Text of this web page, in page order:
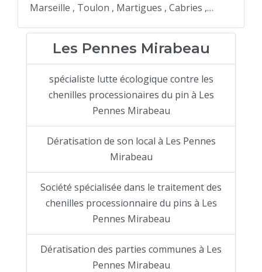
Marseille , Toulon , Martigues , Cabries ,…
Les Pennes Mirabeau
spécialiste lutte écologique contre les
chenilles processionaires du pin à Les
Pennes Mirabeau
Dératisation de son local à Les Pennes
Mirabeau
Société spécialisée dans le traitement des
chenilles processionnaire du pins à Les
Pennes Mirabeau
Dératisation des parties communes à Les
Pennes Mirabeau